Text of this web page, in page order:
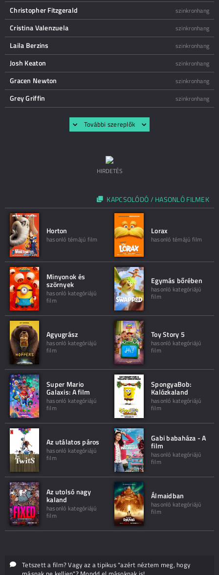
Christopher Fitzgerald szinkronhang
Cristina Valenzuela szinkronhang
Laila Berzins szinkronhang
Josh Keaton szinkronhang
Gracen Newton szinkronhang
Grey Griffin szinkronhang
További szereplők
HIRDETÉS
KAPCSOLÓDÓ / HASONLÓ FILMEK
Horton
hasonló témájú film
Lorax
hasonló témájú film
Minyonok és
szörnyek
hasonló kategóriájú
film
Egymás bőrében
hasonló kategóriájú
film
Agyugrász
hasonló kategóriájú
film
Toy Story 5
hasonló kategóriájú
film
Super Mario
Galaxis: A film
hasonló kategóriájú
film
SpongyaBob:
Kalózkaland
hasonló kategóriájú
film
Az utálatos páros
hasonló kategóriájú
film
Gabi babaháza - A
film
hasonló kategóriájú
film
Az utolsó nagy
kaland
hasonló kategóriájú
film
Álmaidban
hasonló kategóriájú
film
Tetszett a film? Vagy az a tipikus "azért néztem meg, hogy